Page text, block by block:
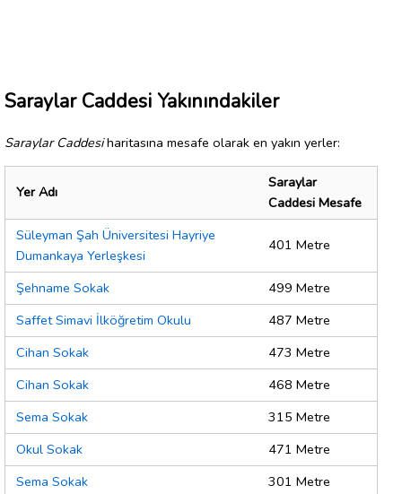
Saraylar Caddesi Yakınındakiler
Saraylar Caddesiharitasına mesafe olarak en yakın yerler:
Yer Adı
Saraylar
Caddesi Mesafe
Süleyman Şah Üniversitesi Hayriye
Dumankaya Yerleşkesi
401 Metre
Şehname Sokak
499 Metre
Saffet Simavi İlköğretim Okulu
487 Metre
Cihan Sokak
473 Metre
Cihan Sokak
468 Metre
Sema Sokak
315 Metre
Okul Sokak
471 Metre
Sema Sokak
301 Metre